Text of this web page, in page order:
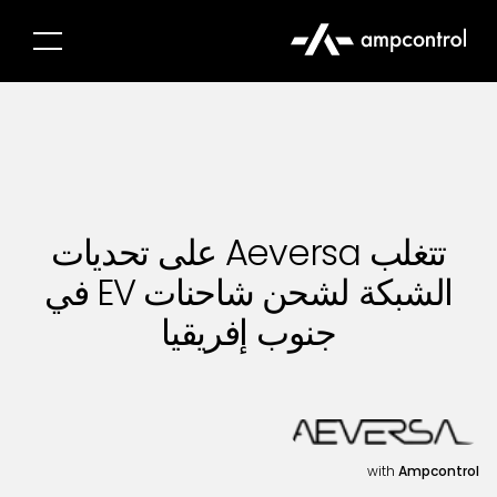
تتغلب Aeversa على تحديات
الشبكة لشحن شاحنات EV في
جنوب إفريقيا
with Ampcontrol